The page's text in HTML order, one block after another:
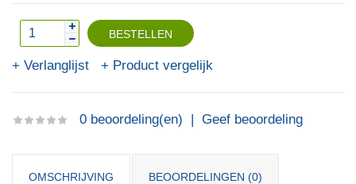
Verlanglijst Product vergelijk
0 beoordeling(en) | Geef beoordeling
OMSCHRIJVING BEOORDELINGEN (0)